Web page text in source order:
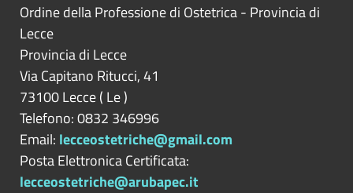
Ordine della Professione di Ostetrica - Provincia di
Lecce
Provincia di Lecce
Via Capitano Ritucci, 41
73100Lecce( Le)
Telefono: 0832 346996
Email: lecceostetriche@gmail.com
Posta Elettronica Certificata:
lecceostetriche@arubapec.it